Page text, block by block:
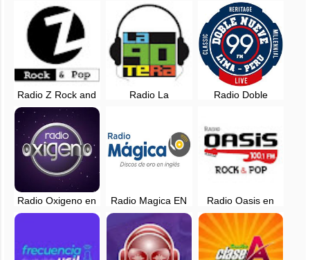
vivo - Tarapoto,
San Martin
Perú
Radio Z Rock and
Pop EN VIVO -
Lima, Perú
Radio La
Radio Doble
Radio Oxigeno en
vivo - 102.1 FM -
Radio Magica EN
VIVO - 88.3 FM -
Lima, Perú
Radio Oasis en
vivo - 100.1 FM -
Lima, Perú